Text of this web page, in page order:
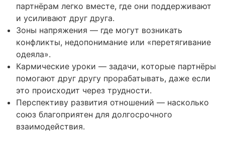
партнёрам легко вместе, где они поддерживают
и усиливают друг друга.
Зоны напряжения — где могут возникать
конфликты, недопонимание или «перетягивание
одеяла».
Кармические уроки — задачи, которые партнёры
помогают друг другу прорабатывать, даже если
это происходит через трудности.
Перспективу развития отношений — насколько
союз благоприятен для долгосрочного
взаимодействия.